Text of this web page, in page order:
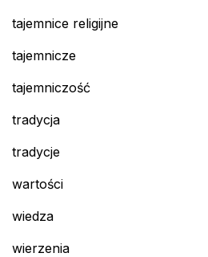
tajemnice religijne
tajemnicze
tajemniczość
tradycja
tradycje
wartości
wiedza
wierzenia